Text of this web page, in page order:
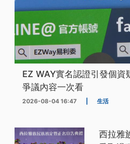
EZ WAY實名認證引發個資
爭議內容一次看
2026-08-04 16:47 生活
西拉雅